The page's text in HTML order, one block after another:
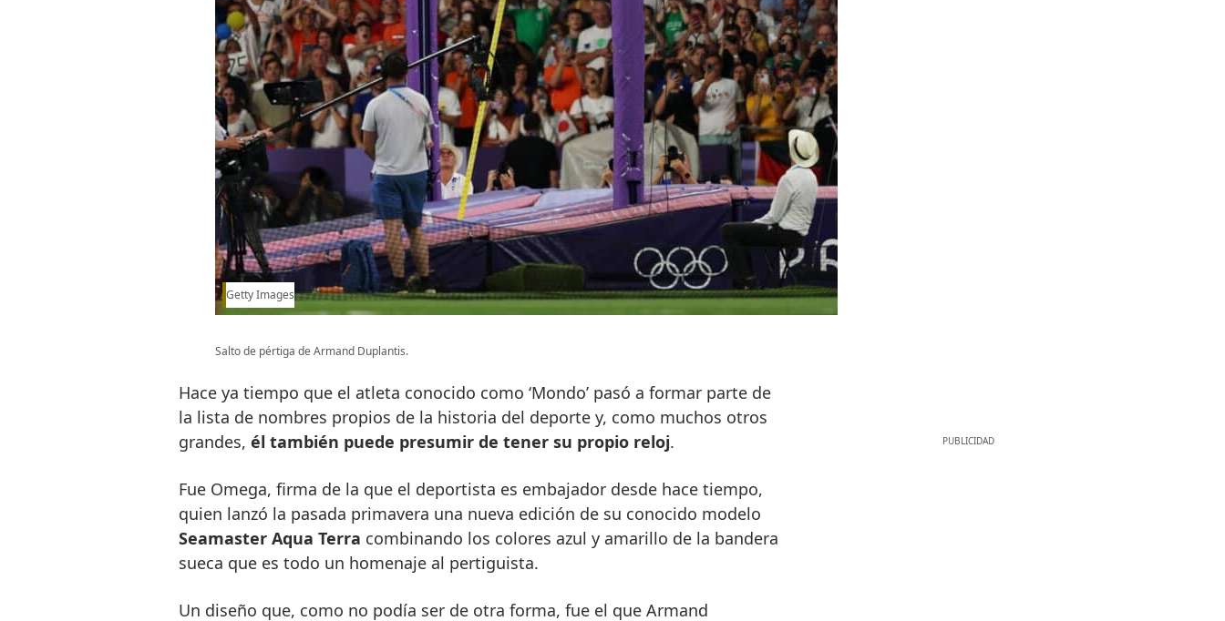
Getty Images
Salto de pértiga de Armand Duplantis.
Hace ya tiempo que el atleta conocido como ‘Mondo’ pasó a formar parte de
la lista de nombres propios de la historia del deporte y, como muchos otros
grandes, él también puede presumir de tener su propio reloj.
Fue Omega, firma de la que el deportista es embajador desde hace tiempo,
quien lanzó la pasada primavera una nueva edición de su conocido modelo
Seamaster Aqua Terra combinando los colores azul y amarillo de la bandera
sueca que es todo un homenaje al pertiguista.
Un diseño que, como no podía ser de otra forma, fue el que Armand